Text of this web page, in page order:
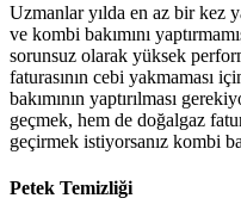
Uzmanlar yılda en az bir kez
ve kombi bakımını
sorunsuz olarak yüksek
faturasının cebi yakmaması
bakımının yaptırılması
geçmek, hem de doğalgaz
geçirmek istiyorsanız kombi
Petek Temizliği